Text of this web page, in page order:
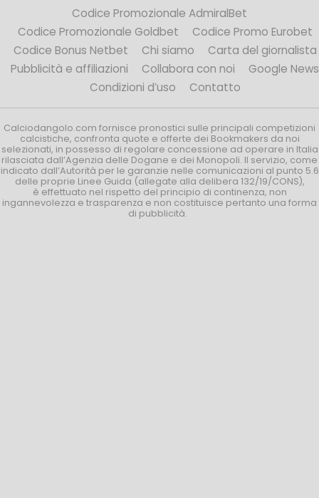
Codice Promozionale AdmiralBet
Codice Promozionale Goldbet
Codice Promo Eurobet
Codice Bonus Netbet
Chi siamo
Carta del giornalista
Pubblicità e affiliazioni
Collabora con noi
Google News
Condizioni d’uso
Contatto
Calciodangolo.com fornisce pronostici sulle principali competizioni
calcistiche, confronta quote e offerte dei Bookmakers da noi
selezionati, in possesso di regolare concessione ad operare in Italia
rilasciata dall’Agenzia delle Dogane e dei Monopoli. Il servizio, come
indicato dall’Autorità per le garanzie nelle comunicazioni al punto 5.6
delle proprie Linee Guida (allegate alla delibera 132/19/CONS),
è effettuato nel rispetto del principio di continenza, non
ingannevolezza e trasparenza e non costituisce pertanto una forma
di pubblicità.